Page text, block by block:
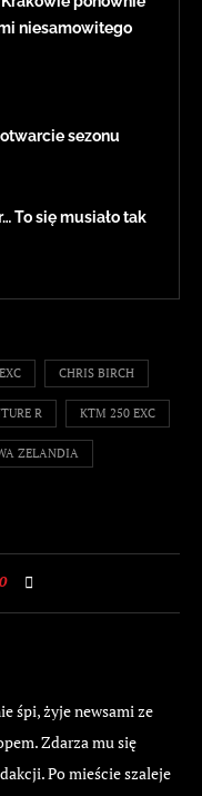
niesamowitego
sezonu
To się musiało tak
CHRIS BIRCH
R KTM 250 EXC
ZELANDIA
0
śpi, żyje newsami ze
Zdarza mu się
Po mieście szaleje